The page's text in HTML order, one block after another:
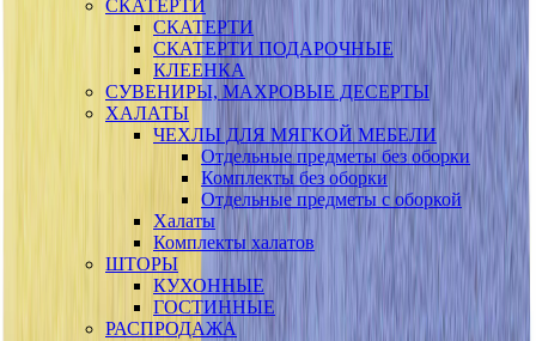
СКАТЕРТИ
СКАТЕРТИ
СКАТЕРТИ ПОДАРОЧНЫЕ
КЛЕЕНКА
СУВЕНИРЫ, МАХРОВЫЕ ДЕСЕРТЫ
ХАЛАТЫ
ЧЕХЛЫ ДЛЯ МЯГКОЙ МЕБЕЛИ
Отдельные предметы без оборки
Комплекты без оборки
Отдельные предметы с оборкой
Халаты
Комплекты халатов
ШТОРЫ
КУХОННЫЕ
ГОСТИННЫЕ
РАСПРОДАЖА